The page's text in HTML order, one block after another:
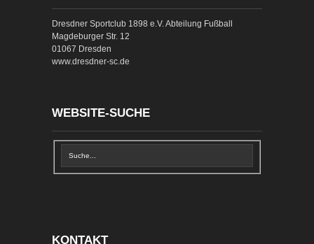
Dresdner Sportclub 1898 e.V. Abteilung Fußball
Magdeburger Str. 12
01067 Dresden
www.dresdner-sc.de
WEBSITE-SUCHE
KONTAKT